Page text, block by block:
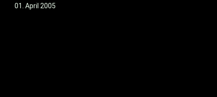
01. April 2005